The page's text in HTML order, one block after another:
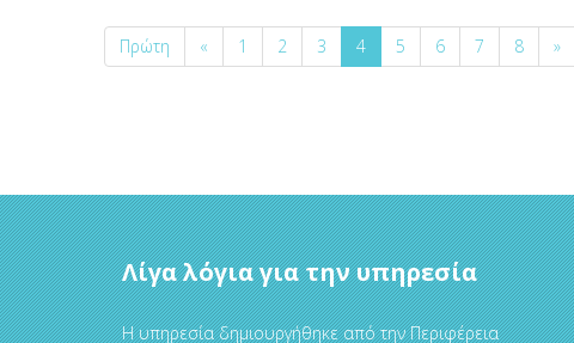
Πρώτη « 1 2 3 4 5 6 7 8 »
Λίγα λόγια για την υπηρεσία
Η υπηρεσία δημιουργήθηκε από την Περιφέρεια